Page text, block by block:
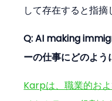
して存在すると指摘
Q: AI making
ーの仕事にどのよう
Karpは、職業的お